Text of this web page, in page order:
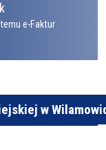
e-Faktur
w